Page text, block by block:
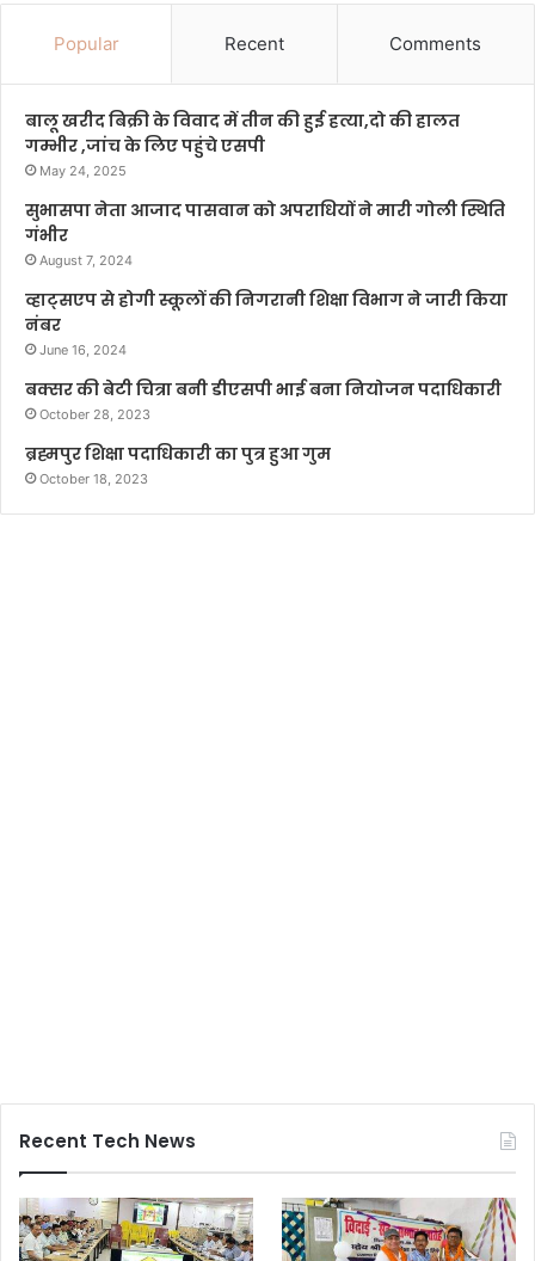
Popular Recent Comments
बालू खरीद बिक्री के विवाद में तीन की हुई हत्या,दो की हालत
गम्भीर ,जांच के लिए पहुंचे एसपी
May 24, 2025
सुभासपा नेता आजाद पासवान को अपराधियों ने मारी गोली स्थिति
गंभीर
August 7, 2024
व्हाट्सएप से होगी स्कूलों की निगरानी शिक्षा विभाग ने जारी किया
नंबर
June 16, 2024
बक्सर की बेटी चित्रा बनी डीएसपी भाई बना नियोजन पदाधिकारी
October 28, 2023
ब्रह्मपुर शिक्षा पदाधिकारी का पुत्र हुआ गुम
October 18, 2023
Recent Tech News